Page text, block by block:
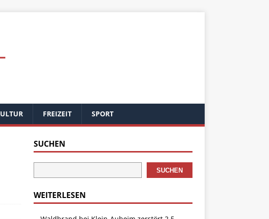
FREIZEIT SPORT
SUCHEN
SUCHEN
WEITERLESEN